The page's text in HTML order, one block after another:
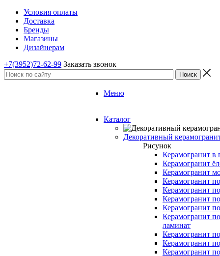
Условия оплаты
Доставка
Бренды
Магазины
Дизайнерам
+7(3952)72-62-99 Заказать звонок
Меню
Каталог
Декоративный
Рисунок
Керамогранит в
Керамогранит
Керамогранит
Керамогранит
Керамогранит
Керамогранит
Керамогранит
Керамогранит
ламинат
Керамогранит
Керамогранит
Керамогранит